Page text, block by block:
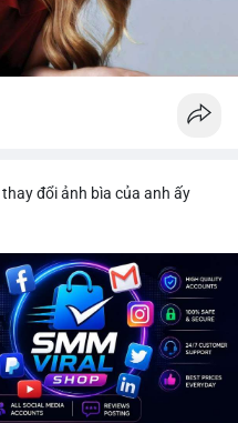
đổi ảnh bìa của anh ấy